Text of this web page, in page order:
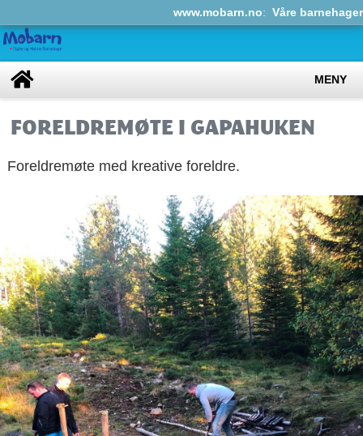
www.mobarn.no: Våre barnehager
MENY
FORELDREMØTE I GAPAHUKEN
Foreldremøte med kreative foreldre.